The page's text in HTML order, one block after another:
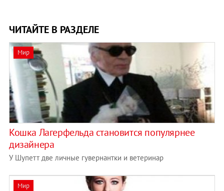
ЧИТАЙТЕ В РАЗДЕЛЕ
Мир
Кошка Лагерфельда становится популярнее
дизайнера
У Шупетт две личные гувернантки и ветеринар
Мир